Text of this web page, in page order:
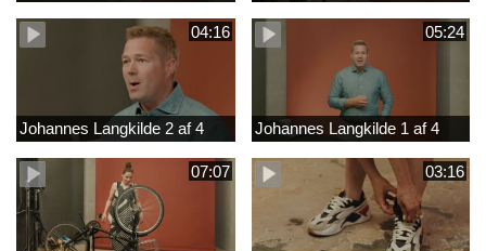
04:16
Johannes Langkilde 2 af 4
05:24
Johannes Langkilde 1 af 4
07:07 03:16